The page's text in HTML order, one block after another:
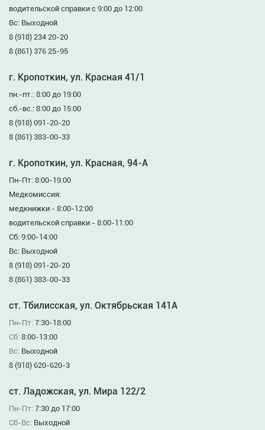
водительской справки с 9:00 до 12:00
Вс: Выходной
8 (918) 234 20-20
8 (861) 376 25-95
г. Кропоткин, ул. Красная 41/1
пн.-пт.: 8:00 до 19:00
сб.-вс.: 8:00 до 15:00
8 (918) 091-20-20
8 (861) 383-00-33
г. Кропоткин, ул. Красная, 94-А
Пн-Пт: 8:00-19:00
Медкомиссия:
медкнижки - 8:00-12:00
водительской справки - 8:00-11:00
Сб: 9:00-14:00
Вс: Выходной
8 (918) 091-20-20
8 (861) 383-00-33
ст. Тбилисская, ул. Октябрьская 141А
Пн-Пт: 7:30-18:00
Сб: 8:00-13:00
Вс: Выходной
8 (918) 620-620-3
ст. Ладожская, ул. Мира 122/2
Пн-Пт: 7:30 до 17:00
Сб-Вс: Выходной